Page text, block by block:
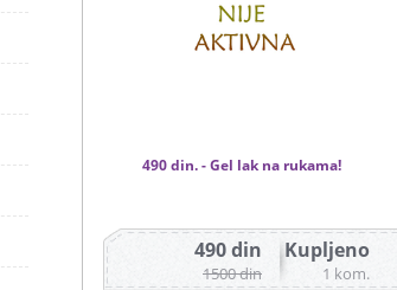
490 din. - Gel lak na rukama!
Kupljeno
1 kom.
490 din
1500 din